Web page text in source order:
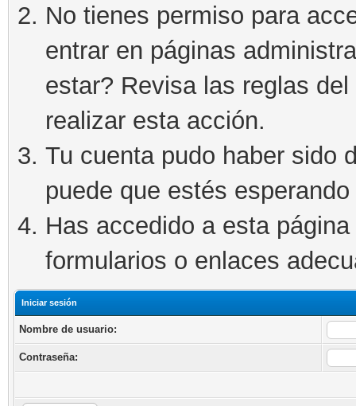
No tienes permiso para
entrar en páginas
estar? Revisa las reglas
realizar esta acción.
Tu cuenta pudo haber sido
puede que estés
Has accedido a esta
formularios o enlaces
Iniciar sesión
Nombre de usuario:
Contraseña: